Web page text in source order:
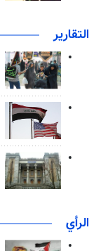
التقارير
الرأي